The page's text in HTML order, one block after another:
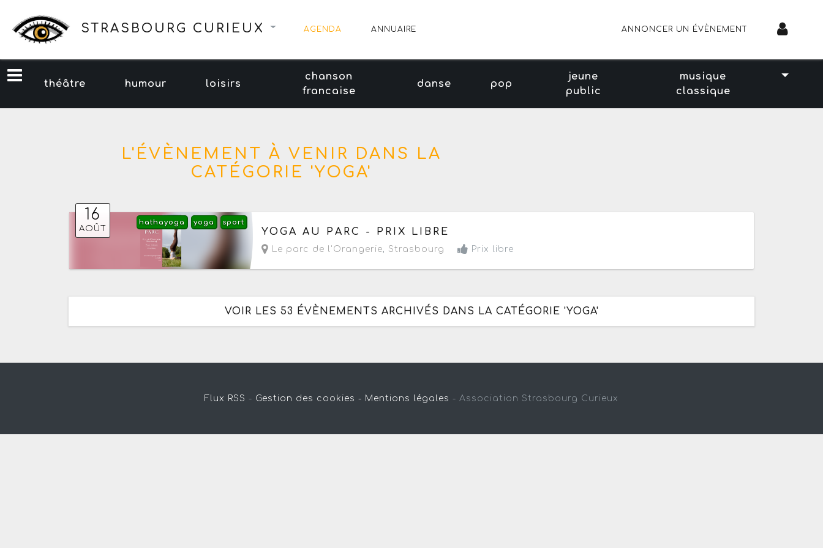
STRASBOURG CURIEUX AGENDA ANNUAIRE ANNONCER UN ÉVÈNEMENT
théâtre humour loisirs
chanson
francaise
danse pop
jeune
public
musique
classique
L'ÉVÈNEMENT À VENIR DANS LA
CATÉGORIE 'YOGA'
16
AOÛT
sport
yoga
hathayoga
Le dimanche 16 août 2026
YOGA AU PARC - PRIX LIBRE
Le parc de l'Orangerie, Strasbourg Prix libre
VOIR LES 53 ÉVÈNEMENTS ARCHIVÉS DANS LA CATÉGORIE 'YOGA'
Flux RSS - Gestion des cookies - Mentions légales - Association Strasbourg Curieux